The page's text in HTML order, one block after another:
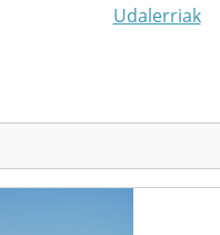
Udalerriak